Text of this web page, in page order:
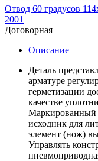
Отвод 60 градусов
2001
Договорная
Описание
Деталь
арматуре
герметизации
качестве
Маркированный
исходник для
элемент (нож)
Управлять